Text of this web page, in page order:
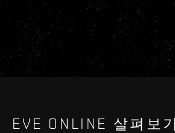
EVE ONLINE 살펴보기